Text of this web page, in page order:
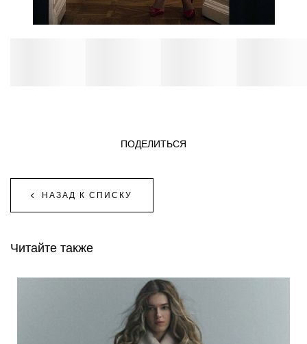
НАЗАД К СПИСКУ
ПОДЕЛИТЬСЯ
Читайте также